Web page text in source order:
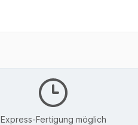
Express-Fertigung möglich